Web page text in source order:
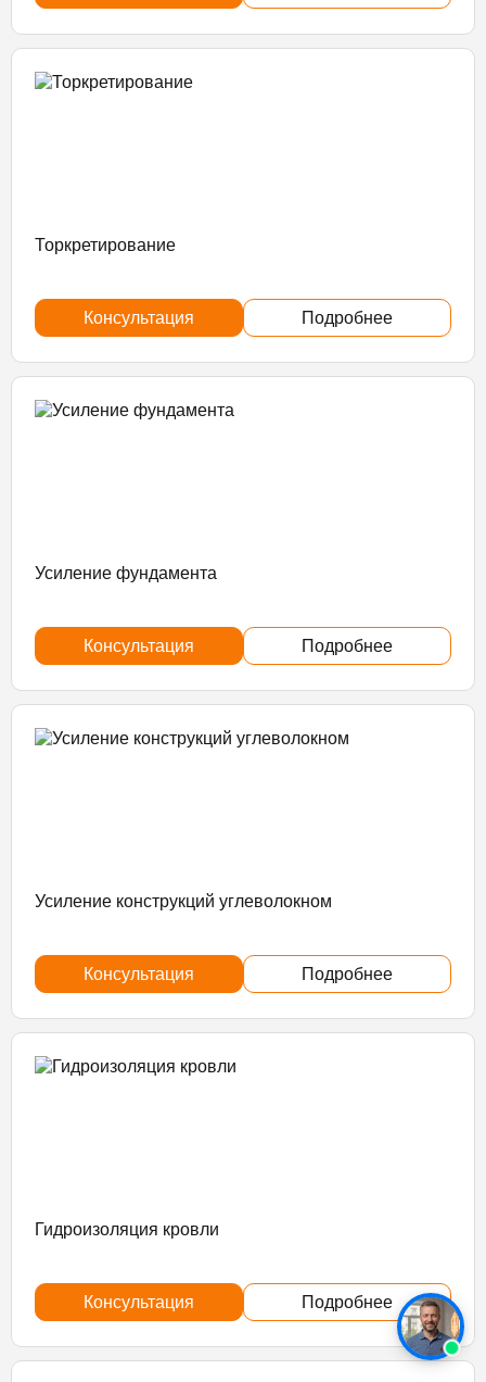
Торкретирование
Консультация Подробнее
Усиление фундамента
Консультация Подробнее
Усиление конструкций углеволокном
Консультация Подробнее
Гидроизоляция кровли
Консультация Подробнее